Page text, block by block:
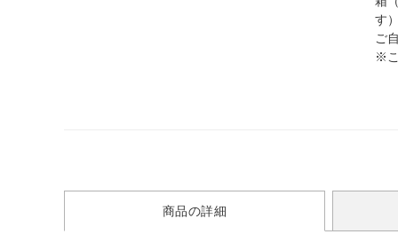
す
ご
※
商品の詳細